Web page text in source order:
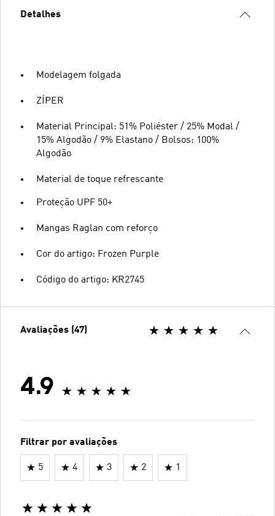
Detalhes
Modelagem folgada
ZÍPER
Material Principal: 51% Poliéster / 25% Modal /
15% Algodão / 9% Elastano / Bolsos: 100%
Algodão
Material de toque refrescante
Proteção UPF 50+
Mangas Raglan com reforço
Cor do artigo: Frozen Purple
Código do artigo: KR2745
Avaliações (47)
4.9
Filtrar por avaliações
5 4 3 2 1